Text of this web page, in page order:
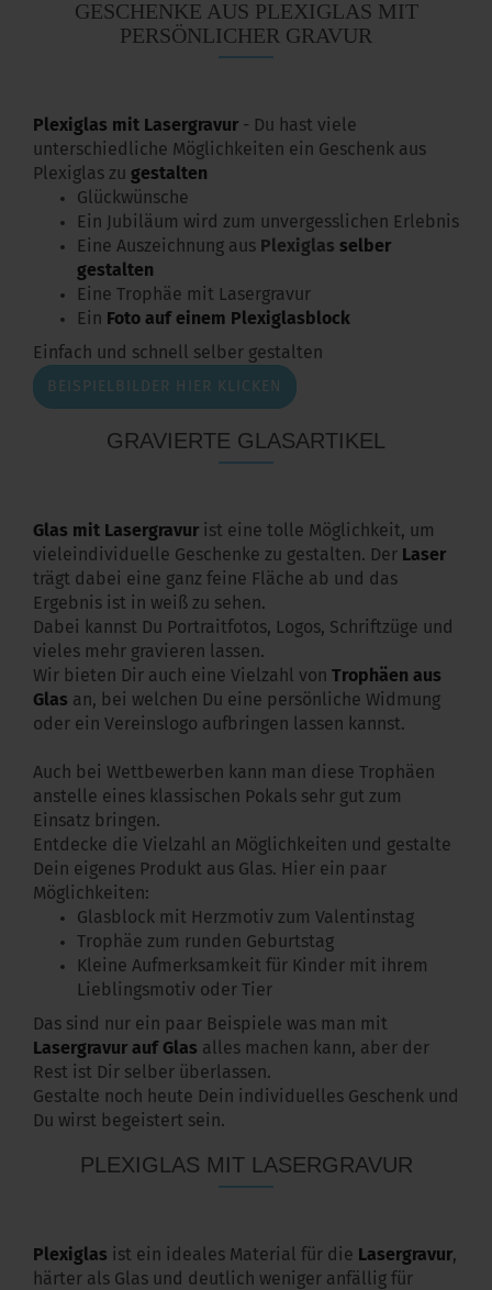
GESCHENKE AUS PLEXIGLAS MIT
PERSÖNLICHER GRAVUR
Plexiglas mit Lasergravur - Du hast viele
unterschiedliche Möglichkeiten ein Geschenk aus
Plexiglas zu gestalten
Glückwünsche
Ein Jubiläum wird zum unvergesslichen Erlebnis
Eine Auszeichnung aus Plexiglas selber
gestalten
Eine Trophäe mit Lasergravur
Ein Foto auf einem Plexiglasblock
Einfach und schnell selber gestalten
BEISPIELBILDER HIER KLICKEN
GRAVIERTE GLASARTIKEL
Glas mit Lasergravur ist eine tolle Möglichkeit, um
vieleindividuelle Geschenke zu gestalten. Der Laser
trägt dabei eine ganz feine Fläche ab und das
Ergebnis ist in weiß zu sehen.
Dabei kannst Du Portraitfotos, Logos, Schriftzüge und
vieles mehr gravieren lassen.
Wir bieten Dir auch eine Vielzahl von Trophäen aus
Glas an, bei welchen Du eine persönliche Widmung
oder ein Vereinslogo aufbringen lassen kannst.
Auch bei Wettbewerben kann man diese Trophäen
anstelle eines klassischen Pokals sehr gut zum
Einsatz bringen.
Entdecke die Vielzahl an Möglichkeiten und gestalte
Dein eigenes Produkt aus Glas. Hier ein paar
Möglichkeiten:
Glasblock mit Herzmotiv zum Valentinstag
Trophäe zum runden Geburtstag
Kleine Aufmerksamkeit für Kinder mit ihrem
Lieblingsmotiv oder Tier
Das sind nur ein paar Beispiele was man mit
Lasergravur auf Glas alles machen kann, aber der
Rest ist Dir selber überlassen.
Gestalte noch heute Dein individuelles Geschenk und
Du wirst begeistert sein.
PLEXIGLAS MIT LASERGRAVUR
Plexiglas ist ein ideales Material für die Lasergravur,
härter als Glas und deutlich weniger anfällig für